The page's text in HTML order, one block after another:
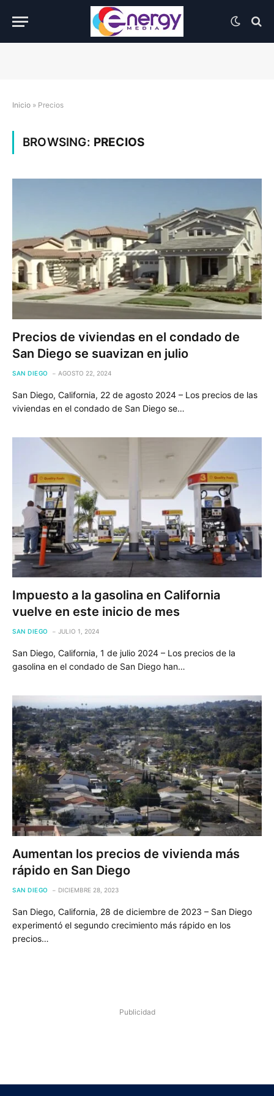
Inicio » Precios
BROWSING: PRECIOS
Precios de viviendas en el condado de
San Diego se suavizan en julio
SAN DIEGO AGOSTO 22, 2024
San Diego, California, 22 de agosto 2024 – Los precios de las
viviendas en el condado de San Diego se…
Impuesto a la gasolina en California
vuelve en este inicio de mes
SAN DIEGO JULIO 1, 2024
San Diego, California, 1 de julio 2024 – Los precios de la
gasolina en el condado de San Diego han…
Aumentan los precios de vivienda más
rápido en San Diego
SAN DIEGO DICIEMBRE 28, 2023
San Diego, California, 28 de diciembre de 2023 – San Diego
experimentó el segundo crecimiento más rápido en los
precios…
Publicidad